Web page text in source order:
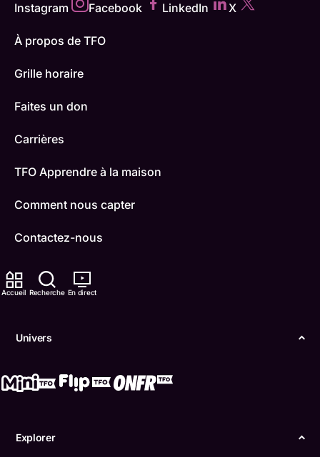
Accueil Recherche En direct
Univers
Explorer
Instagram Facebook LinkedIn X
À propos de TFO
Grille horaire
Faites un don
Carrières
TFO Apprendre à la maison
Comment nous capter
Contactez-nous
ONFR
Boukili
Confidentialité